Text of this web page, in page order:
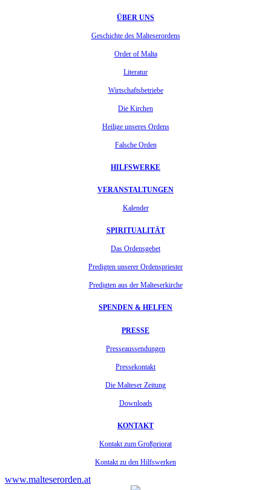
ÜBER UNS
Geschichte des Malteserordens
Order of Malta
Literatur
Wirtschaftsbetriebe
Die Kirchen
Heilige unseres Ordens
Falsche Orden
HILFSWERKE
VERANSTALTUNGEN
Kalender
SPIRITUALITÄT
Das Ordensgebet
Predigten unserer Ordenspriester
Predigten aus der Malteserkirche
SPENDEN & HELFEN
PRESSE
Presseaussendungen
Pressekontakt
Die Malteser Zeitung
Downloads
KONTAKT
Kontakt zum Großpriorat
Kontakt zu den Hilfswerken
www.malteserorden.at